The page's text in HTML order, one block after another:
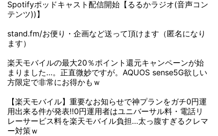
Spotifyポッドキャスト配信開始【るるかラジオ(音声コン
テンツ))】
stand.fm/お便り・企画など送って頂けます（匿名になり
ます）
楽天モバイルの最大20％ポイント還元キャンペーンが始
まりました…。正直微妙ですが。AQUOS sense5G欲しい
方限定で非常にお得かもｗ
【楽天モバイル】重要なお知らせで神プランをガチ0円運
用出来る件が発表‼0円運用者はユニバーサル料・電話リ
レーサービス料を楽天モバイル負担…太っ腹すぎるクレマ
ー対策ｗ